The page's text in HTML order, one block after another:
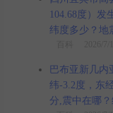
104.68度）发
纬度多少？地
巴布亚新几内
纬-3.2度，东
分,震中在哪